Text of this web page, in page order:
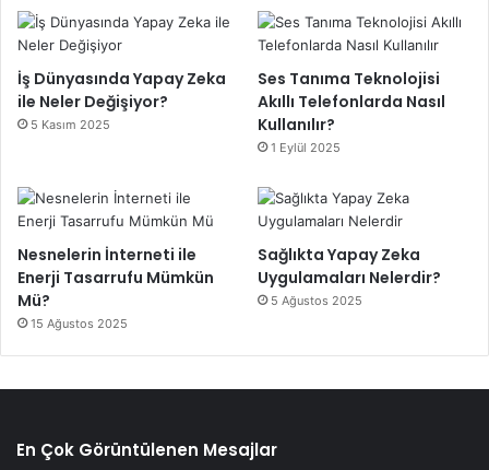
İş Dünyasında Yapay Zeka
ile Neler Değişiyor?
5 Kasım 2025
Ses Tanıma Teknolojisi
Akıllı Telefonlarda Nasıl
Kullanılır?
1 Eylül 2025
Nesnelerin İnterneti ile
Enerji Tasarrufu Mümkün
Mü?
15 Ağustos 2025
Sağlıkta Yapay Zeka
Uygulamaları Nelerdir?
5 Ağustos 2025
En Çok Görüntülenen Mesajlar